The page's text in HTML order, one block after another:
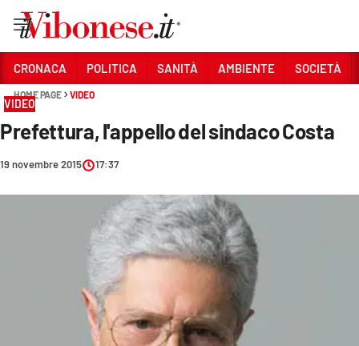
Sezioni
CRONACA
POLITICA
SANITÀ
ECONOMIA E LAVORO
CRONACA POLITICA SANITÀ AMBIENTE SOCIETÀ
HOME PAGE VIDEO
VIDEO
Prefettura, l'appello del sindaco Costa
19 novembre 2015 17:37